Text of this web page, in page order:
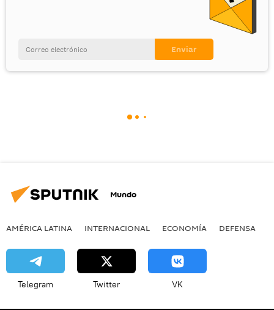
Mundo
AMÉRICA LATINA INTERNACIONAL ECONOMÍA DEFENSA
Telegram Twitter VK